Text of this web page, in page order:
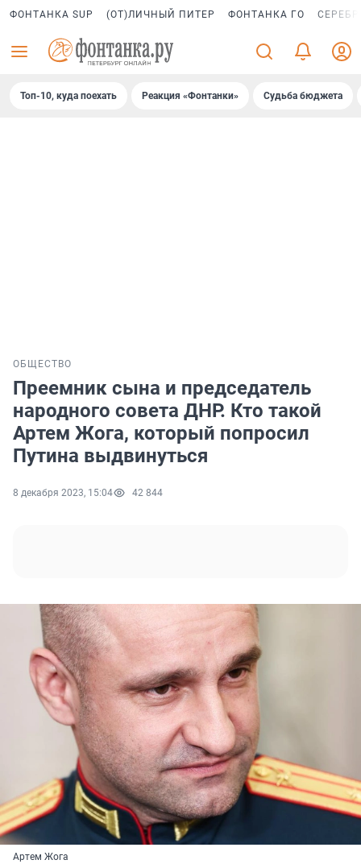
ФОНТАНКА SUP (ОТ)ЛИЧНЫЙ ПИТЕР ФОНТАНКА ГО
Топ-10, куда поехать Реакция «Фонтанки» Судьба бюджета
ОБЩЕСТВО
Преемник сына и председатель
народного совета ДНР. Кто такой
Артем Жога, который попросил
Путина выдвинуться
8 декабря 2023, 15:04 42 844
Артем Жога